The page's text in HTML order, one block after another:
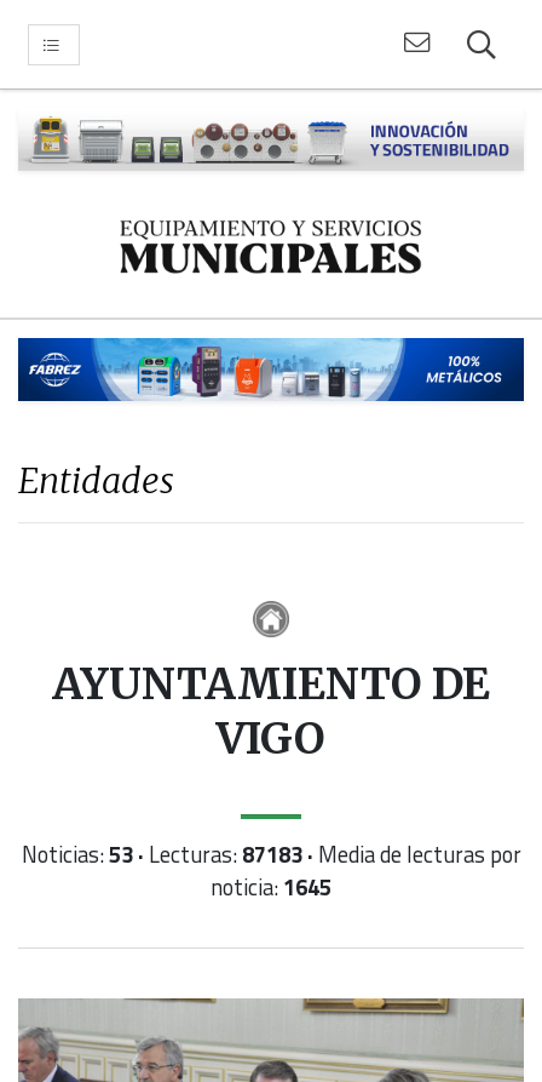
Entidades
AYUNTAMIENTO DE
VIGO
Noticias:53 · Lecturas:87183 · Media de lecturas por
noticia:1645